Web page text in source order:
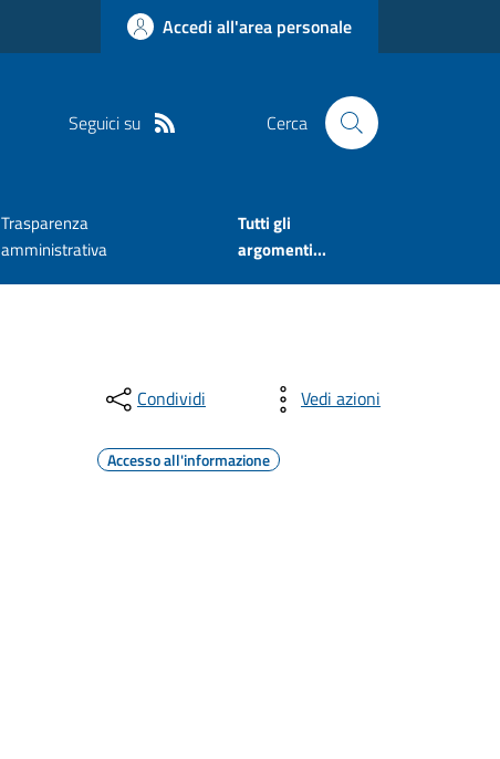
Accedi all'area personale
Seguici su Cerca
Trasparenza
amministrativa
Tutti gli
argomenti...
Condividi Vedi azioni
Accesso all'informazione